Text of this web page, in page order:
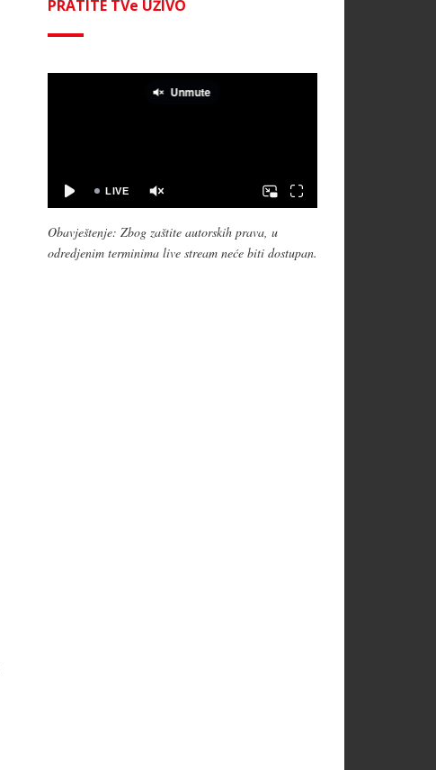
PRATITE TVe UŽIVO
Obavještenje: Zbog zaštite autorskih prava, u
odredjenim terminima live stream neće biti dostupan.